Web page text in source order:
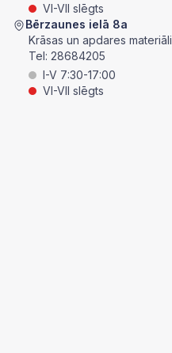
VI-VII slēgts
Bērzaunes ielā 8a
Krāsas un apdares materiāli
Tel: 28684205
I-V 7:30-17:00
VI-VII slēgts